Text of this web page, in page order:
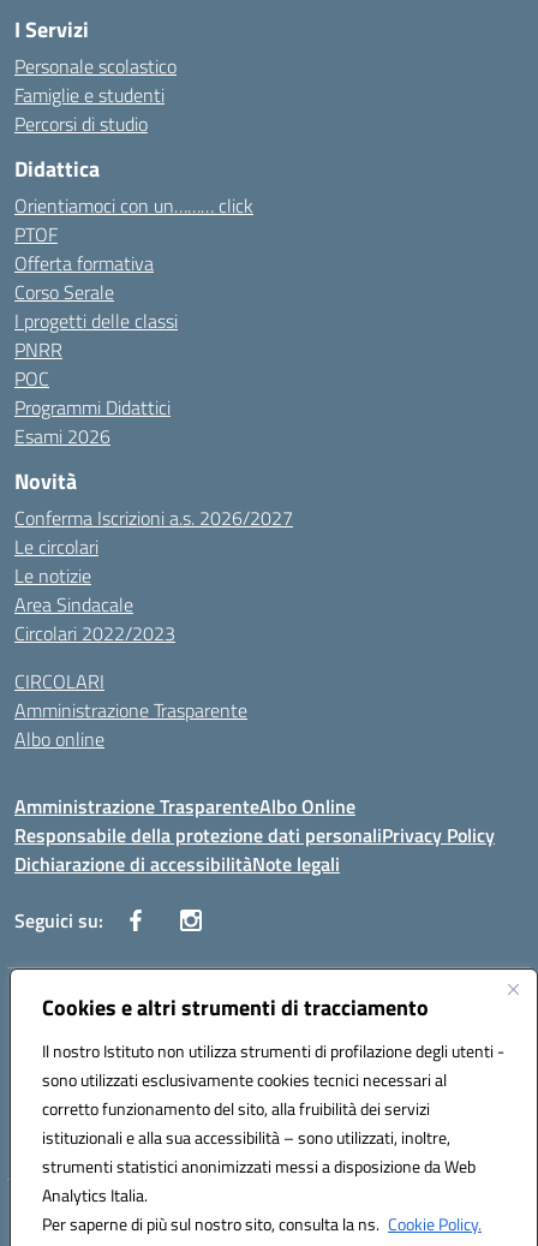
Cookies e altri strumenti di tracciamento
Il nostro Istituto non utilizza strumenti di profilazione degli utenti -
sono utilizzati esclusivamente cookies tecnici necessari al
corretto funzionamento del sito, alla fruibilità dei servizi
istituzionali e alla sua accessibilità – sono utilizzati, inoltre,
strumenti statistici anonimizzati messi a disposizione da Web
Analytics Italia.
Per saperne di più sul nostro sito, consulta la ns. Cookie Policy.
I Servizi
Personale scolastico
Famiglie e studenti
Percorsi di studio
Didattica
Orientiamoci con un……… click
PTOF
Offerta formativa
Corso Serale
I progetti delle classi
PNRR
POC
Programmi Didattici
Esami 2026
Novità
Conferma Iscrizioni a.s. 2026/2027
Le circolari
Le notizie
Area Sindacale
Circolari 2022/2023
CIRCOLARI
Amministrazione Trasparente
Albo online
Amministrazione TrasparenteAlbo Online
Responsabile della protezione dati personaliPrivacy Policy
Dichiarazione di accessibilitàNote legali
Seguici su:
Indirizzo:Corso Vittorio Emanuele, 27 90133 - Palermo
Posta elettronica certificata (PEC):pais03600r@pec.istruzione.it
Codice fiscale: 97308550827
Codice meccanografico: PAIS03600R
Hosting & Powered by 3D Solution S.r.l.